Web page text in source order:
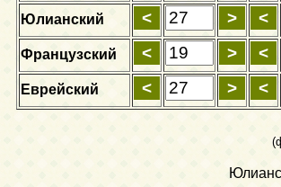
Юлианский
Французский
Еврейский